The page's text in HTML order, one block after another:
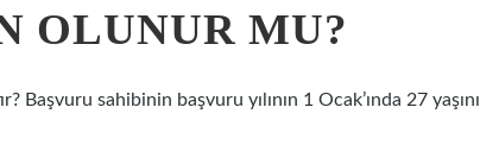
OLUNUR MU?
sahibinin başvuru yılının 1 Ocak’ında 27 yaşını